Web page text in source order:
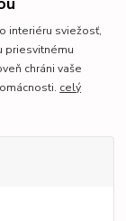
interiéru sviežosť,
priesvitnému
chráni vaše
celý